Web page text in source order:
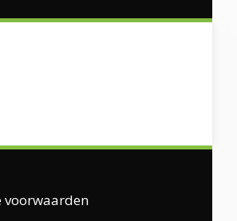
voorwaarden